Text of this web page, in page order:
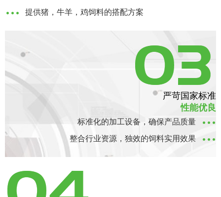
提供猪，牛羊，鸡饲料的搭配方案
严苛国家标准
性能优良
标准化的加工设备，确保产品质量
整合行业资源，独效的饲料实用效果